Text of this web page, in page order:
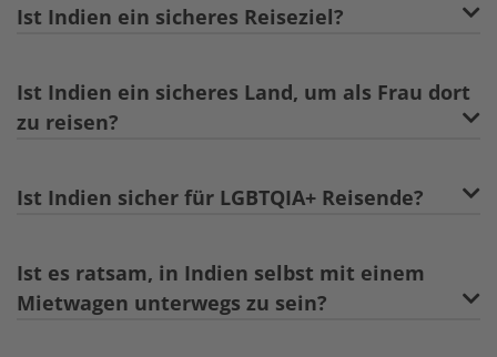
Ist Indien ein sicheres Reiseziel?
Ist Indien ein sicheres Land, um als Frau dort
zu reisen?
Ist Indien sicher für LGBTQIA+ Reisende?
Ist es ratsam, in Indien selbst mit einem
Mietwagen unterwegs zu sein?